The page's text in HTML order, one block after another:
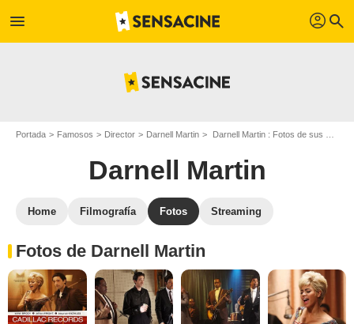
menu profil search
Portada Famosos Director Darnell Martin Darnell Martin : Fotos de sus películas y series
Darnell Martin
Home Filmografía Fotos Streaming
Fotos de Darnell Martin